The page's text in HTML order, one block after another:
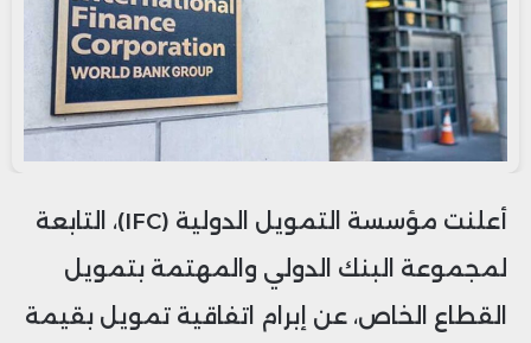
أعلنت مؤسسة التمويل الدولية (IFC)، التابعة
لمجموعة البنك الدولي والمهتمة بتمويل
القطاع الخاص، عن إبرام اتفاقية تمويل بقيمة